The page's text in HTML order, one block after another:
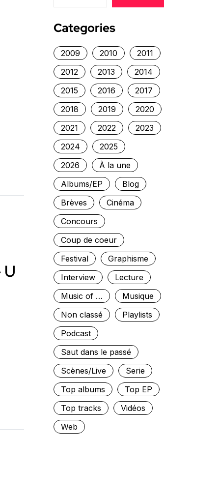
Categories
2009 2010
2011
2012
2013
2014
2015
2016
2017
2018
2019
2020
2021
2022
2023
2024
2025
2026
À la une
Albums/EP
Blog
Brèves
Cinéma
Concours
Coup de coeur
Festival
Graphisme
Interview
Lecture
Music of …
Musique
Non classé
Playlists
Podcast
Saut dans le passé
Scènes/Live
Serie
Top albums
Top EP
Top tracks
Vidéos
Web